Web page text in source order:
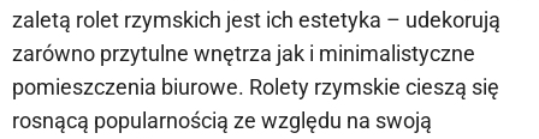
zaletą rolet rzymskich jest ich estetyka – udekorują
zarówno przytulne wnętrza jak i minimalistyczne
pomieszczenia biurowe. Rolety rzymskie cieszą się
rosnącą popularnością ze względu na swoją